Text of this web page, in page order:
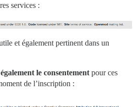
services :
et également pertinent dans un
le consentement pour ces
de l’inscription :